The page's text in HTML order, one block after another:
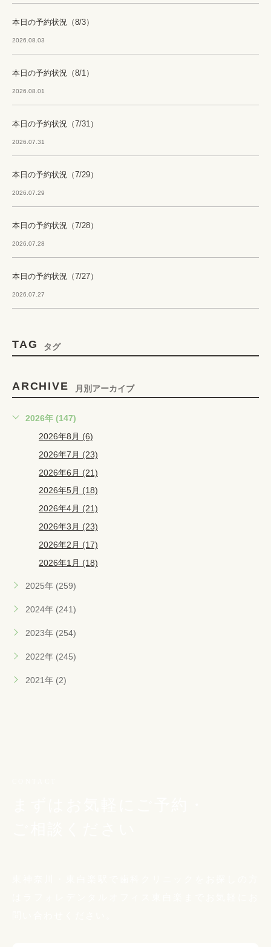
本日の予約状況（8/3）
2026.08.03
本日の予約状況（8/1）
2026.08.01
本日の予約状況（7/31）
2026.07.31
本日の予約状況（7/29）
2026.07.29
本日の予約状況（7/28）
2026.07.28
本日の予約状況（7/27）
2026.07.27
TAG タグ
ARCHIVE 月別アーカイブ
2026年 (147)
2026年8月 (6)
2026年7月 (23)
2026年6月 (21)
2026年5月 (18)
2026年4月 (21)
2026年3月 (23)
2026年2月 (17)
2026年1月 (18)
2025年 (259)
2024年 (241)
2023年 (254)
2022年 (245)
2021年 (2)